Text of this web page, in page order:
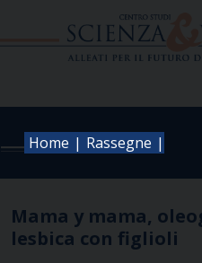
Home | Rassegne |
Mama y mama,
lesbica con figlioli